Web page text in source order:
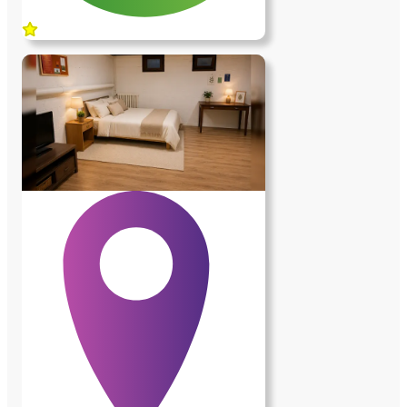
chauffage est assuré par la pompe à
chaleur de la maison, complétée par une
pompe à chaleur individuelle. Les charges
sont incluses. • L'environnement La
maison est située sur les hauteurs de
Bièvres, dans un environnement
exceptionnel, très calme, entouré de bois
et d'espaces naturels. La gare est à environ
1,2 km et les arrêts de bus à 500 mètres.
Le Centre Commercial Vélizy II est à
5km. Grand frais à 3km… • Les services
demandés À l'intérieur de la maison
(environ 2 à 3 heures par jour ; une heure
le matin le reste adaptable) : - entretien
quotidien du rez-de-chaussée que j'occupe
; - entretien du linge ; - une fois par
semaine, ménage de trois chambres en
rez-de jardin occupées par des étudiants
ainsi que de mon bureau de consultation.
À l'extérieur et pour l'entretien courant de
la propriété (environ 2 à 3 heures par
semaine) - entretien courant saisonnier du
jardin ; tonte de la pelouse au printemps ;
ramassage des feuilles en automne ;